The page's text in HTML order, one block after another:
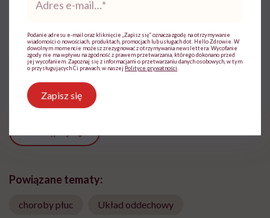
Justyna Mazur
Diagnostka laboratoryjna z wykształcenia,
a z zawodu copywriterka medyczna.
Zobacz profil
Powiązane tematy:
choroby płuc Układ oddechowy
*
Podanie adresu e-mail oraz kliknięcie „Zapisz się” oznacza zgodę na otrzymywanie
wiadomości o nowościach, produktach, promocjach lub usługach dot. Hello Zdrowie. W
dowolnym momencie możesz zrezygnować z otrzymywania newslettera. Wycofanie
zgody nie ma wpływu na zgodność z prawem przetwarzania, którego dokonano przed
jej wycofaniem. Zapoznaj się z informacjami o przetwarzaniu danych osobowych, w tym
o przysługujących Ci prawach, w naszej Polityce prywatności
Zapisz się